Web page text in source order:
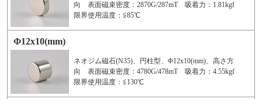
向 表面磁束密度：2870G/287mT 吸着力：1.81kgf
限界使用温度：≦85℃
Φ12x10(mm)
ネオジム磁石(N35)、円柱型、Φ12x10(mm)、高さ方
向 表面磁束密度：4780G/478mT 吸着力：4.55kgf
限界使用温度：≦130℃